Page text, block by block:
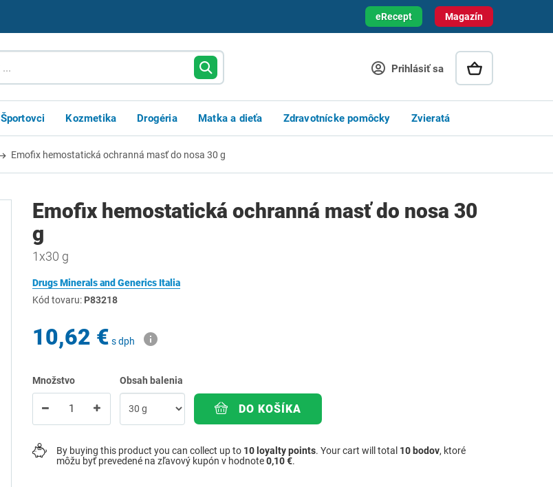
Magazín
eRecept
Prihlásiť sa
Športovci Kozmetika Drogéria Matka a dieťa Zdravotnícke pomôcky Zvieratá
Emofix hemostatická ochranná masť do nosa 30 g
Emofix hemostatická ochranná masť do nosa 30
g
1x30 g
Drugs Minerals and Generics Italia
Kód tovaru: P83218
10,62 € s dph
Množstvo Obsah balenia
DO KOŠÍKA
By buying this product you can collect up to 10 loyalty points. Your cart will total 10 bodov, ktoré
môžu byť prevedené na zľavový kupón v hodnote0,10 €.